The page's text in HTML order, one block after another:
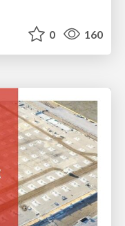
0 160